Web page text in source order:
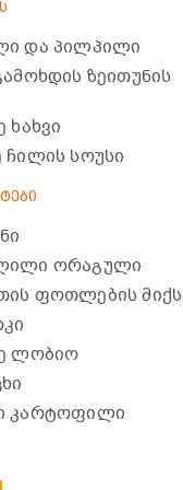
და პილპილი
ზეითუნის
ხახვი
ჩილის სოუსი
ორაგული
ფოთლების
ლობიო
კარტოფილი